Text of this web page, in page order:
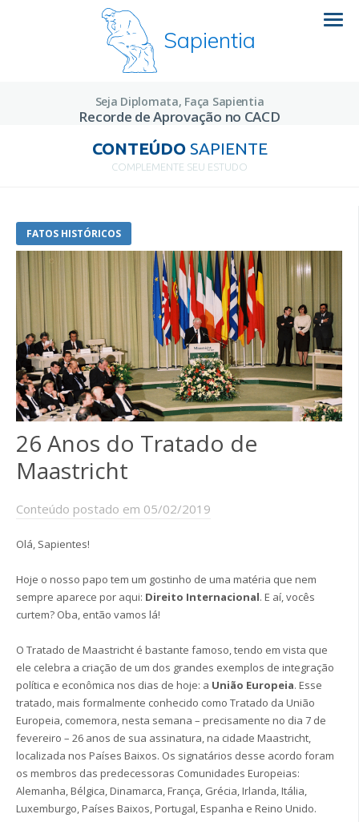
Sapientia
Seja Diplomata, Faça Sapientia
Recorde de Aprovação no CACD
CONTEÚDOSAPIENTE
COMPLEMENTE SEU ESTUDO
FATOS HISTÓRICOS
26 Anos do Tratado de
Maastricht
Conteúdo postado em 05/02/2019
Olá, Sapientes!
Hoje o nosso papo tem um gostinho de uma matéria que nem
sempre aparece por aqui: Direito Internacional. E aí, vocês
curtem? Oba, então vamos lá!
O Tratado de Maastricht é bastante famoso, tendo em vista que
ele celebra a criação de um dos grandes exemplos de integração
política e econômica nos dias de hoje: a União Europeia. Esse
tratado, mais formalmente conhecido como Tratado da União
Europeia, comemora, nesta semana – precisamente no dia 7 de
fevereiro – 26 anos de sua assinatura, na cidade Maastricht,
localizada nos Países Baixos. Os signatários desse acordo foram
os membros das predecessoras Comunidades Europeias:
Alemanha, Bélgica, Dinamarca, França, Grécia, Irlanda, Itália,
Luxemburgo, Países Baixos, Portugal, Espanha e Reino Unido.